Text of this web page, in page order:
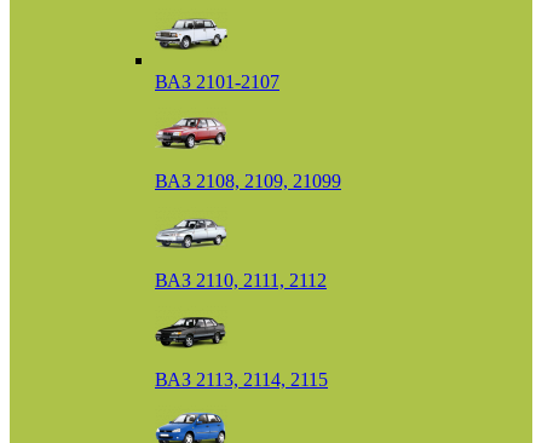
ВАЗ 2101-2107
ВАЗ 2108, 2109, 21099
ВАЗ 2110, 2111, 2112
ВАЗ 2113, 2114, 2115